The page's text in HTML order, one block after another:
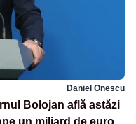
Daniel Onescu
Bolojan află astăzi